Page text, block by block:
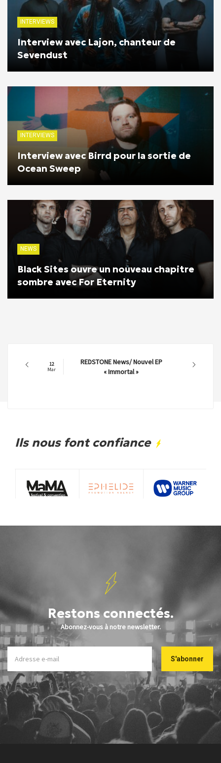
INTERVIEWS
Interview avec Lajon, chanteur de
Sevendust
INTERVIEWS
Interview avec Birrd pour la sortie de
Ocean Sweep
NEWS
Black Sites ouvre un nouveau chapitre
sombre avec For Eternity
12
Mar
REDSTONE News/ Nouvel EP
« Immortal »
Ils nous font confiance
Restons connectés.
Abonnez-vous à notre newsletter.